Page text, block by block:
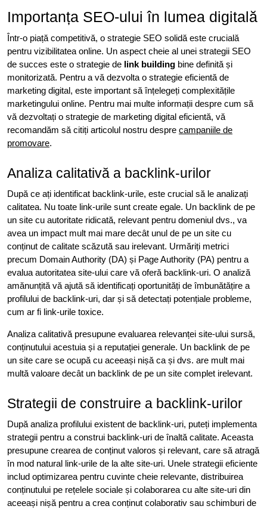
Importanța SEO-ului în lumea digitală
Într-o piață competitivă, o strategie SEO solidă este crucială
pentru vizibilitatea online. Un aspect cheie al unei strategii SEO
de succes este o strategie de link building bine definită și
monitorizată. Pentru a vă dezvolta o strategie eficientă de
marketing digital, este important să înțelegeți complexitățile
marketingului online. Pentru mai multe informații despre cum să
vă dezvoltați o strategie de marketing digital eficientă, vă
recomandăm să citiți articolul nostru despre campaniile de
promovare.
Analiza calitativă a backlink-urilor
După ce ați identificat backlink-urile, este crucial să le analizați
calitatea. Nu toate link-urile sunt create egale. Un backlink de pe
un site cu autoritate ridicată, relevant pentru domeniul dvs., va
avea un impact mult mai mare decât unul de pe un site cu
conținut de calitate scăzută sau irelevant. Urmăriți metrici
precum Domain Authority (DA) și Page Authority (PA) pentru a
evalua autoritatea site-ului care vă oferă backlink-uri. O analiză
amănunțită vă ajută să identificați oportunități de îmbunătățire a
profilului de backlink-uri, dar și să detectați potențiale probleme,
cum ar fi link-urile toxice.
Analiza calitativă presupune evaluarea relevanței site-ului sursă,
conținutului acestuia și a reputației generale. Un backlink de pe
un site care se ocupă cu aceeași nișă ca și dvs. are mult mai
multă valoare decât un backlink de pe un site complet irelevant.
Strategii de construire a backlink-urilor
După analiza profilului existent de backlink-uri, puteți implementa
strategii pentru a construi backlink-uri de înaltă calitate. Aceasta
presupune crearea de conținut valoros și relevant, care să atragă
în mod natural link-urile de la alte site-uri. Unele strategii eficiente
includ optimizarea pentru cuvinte cheie relevante, distribuirea
conținutului pe rețelele sociale și colaborarea cu alte site-uri din
aceeași nișă pentru a crea conținut colaborativ sau schimburi de